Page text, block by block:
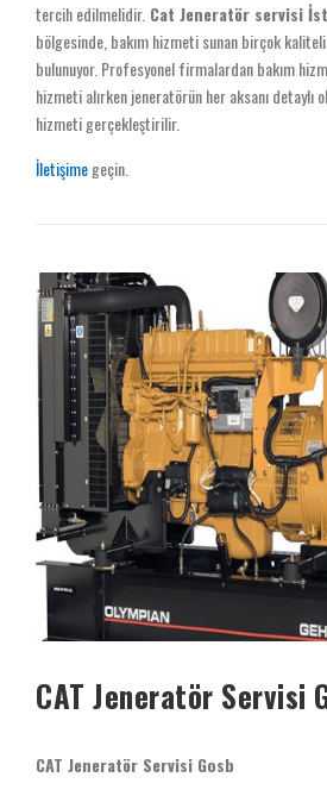
tercih edilmelidir. Cat Jeneratör servisi
bölgesinde, bakım hizmeti sunan birçok
bulunuyor. Profesyonel firmalardan bakım
hizmeti alırken jeneratörün her aksanı detaylı
hizmeti gerçekleştirilir.
İletişimegeçin.
CAT Jeneratör Servisi
CAT Jeneratör Servisi Gosb